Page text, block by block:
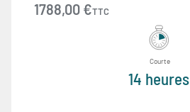
1788,00 €TTC
Courte
14 heures